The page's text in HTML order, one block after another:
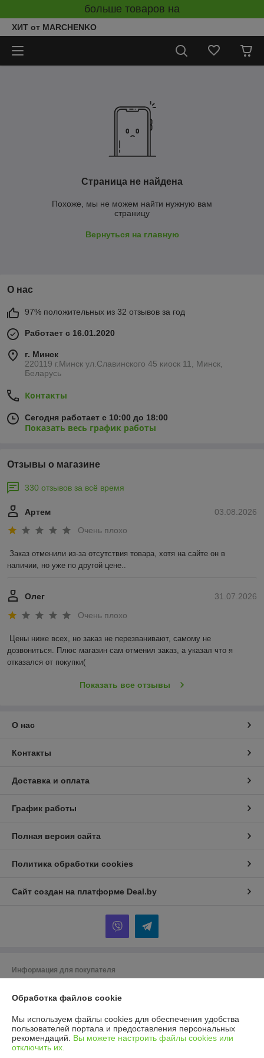
больше товаров на
ХИТ от MARCHENKO
Страница не найдена
Похоже, мы не можем найти нужную вам
страницу
Вернуться на главную
О нас
97% положительных из 32 отзывов за год
Работает с 16.01.2020
г. Минск
220119 г.Минск ул.Славинского 45 киоск 11, Минск,
Беларусь
Контакты
Сегодня работает с 10:00 до 18:00
Показать весь график работы
Отзывы о магазине
330 отзывов за всё время
03.08.2026
Артем
Очень плохо
Заказ отменили из-за отсутствия товара, хотя на сайте он в
наличии, но уже по другой цене..
31.07.2026
Олег
Очень плохо
Цены ниже всех, но заказ не перезванивают, самому не
дозвониться. Плюс магазин сам отменил заказ, а указал что я
отказался от покупки(
Показать все отзывы
О нас
Контакты
Доставка и оплата
График работы
Полная версия сайта
Политика обработки cookies
Сайт создан на платформе Deal.by
Информация для покупателя
220086 г. Минск ул. Славинского 45/12
Регистрационный номер ЕГР: 193975225
УНП: 193975225
Обработка файлов cookie
Мы используем файлы cookies для обеспечения удобства
пользователей портала и предоставления персональных
рекомендаций. Вы можете настроить файлы cookies или
отключить их.